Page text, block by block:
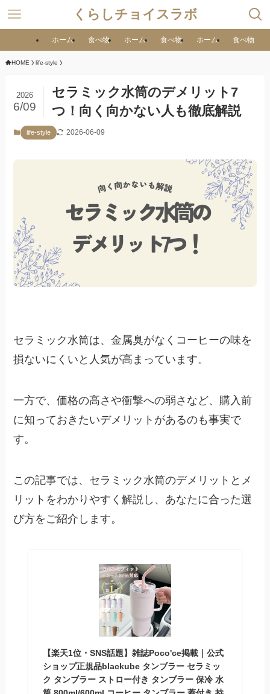
くらしチョイスラボ
ホーム 食べ物 ホーム 食べ物 ホーム 食べ物
HOME life-style
セラミック水筒のデメリット7
つ！向く向かない人も徹底解説
2026
6/09
life-style 2026-06-09
セラミック水筒は、金属臭がなくコーヒーの味を
損ないにくいと人気が高まっています。
一方で、価格の高さや衝撃への弱さなど、購入前
に知っておきたいデメリットがあるのも事実で
す。
この記事では、セラミック水筒のデメリットとメ
リットをわかりやすく解説し、あなたに合った選
び方をご紹介します。
【楽天1位・SNS話題】雑誌Poco'ce掲載｜公式
ショップ正規品blackube タンブラー セラミッ
ク タンブラー ストロー付き タンブラー 保冷 水